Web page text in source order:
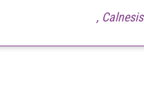
, Calnesis